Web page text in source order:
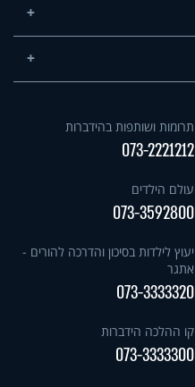
תרומות ושותפות בהידברות
073-2221212
עולם הילדים
073-3592800
יעוץ לילדות בסיכון והדרכה להורים -
אתגר
073-3333320
קו ההלכה הידברות
073-3333300